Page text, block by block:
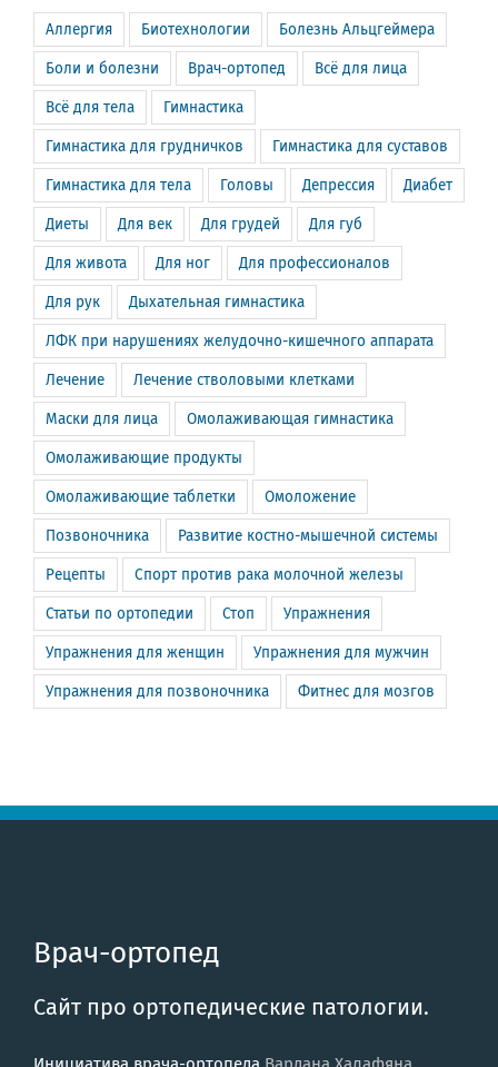
Аллергия Биотехнологии Болезнь Альцгеймера
Боли и болезни Врач-ортопед Всё для лица
Всё для тела Гимнастика
Гимнастика для грудничков Гимнастика для суставов
Гимнастика для тела Головы Депрессия Диабет
Диеты Для век Для грудей Для губ
Для живота Для ног Для профессионалов
Для рук Дыхательная гимнастика
ЛФК при нарушениях желудочно-кишечного аппарата
Лечение Лечение стволовыми клетками
Маски для лица Омолаживающая гимнастика
Омолаживающие продукты
Омолаживающие таблетки Омоложение
Позвоночника Развитие костно-мышечной системы
Рецепты Спорт против рака молочной железы
Статьи по ортопедии Стоп Упражнения
Упражнения для женщин Упражнения для мужчин
Упражнения для позвоночника Фитнес для мозгов
Врач-ортопед
Сайт про ортопедические патологии.